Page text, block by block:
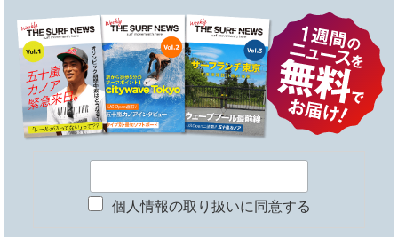
個人情報の取り扱いに同意する